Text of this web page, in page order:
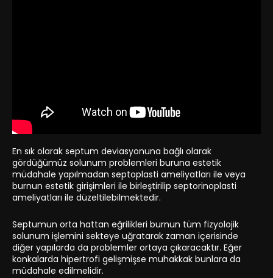
En sık olarak septum deviasyonuna bağlı olarak
gördüğümüz solunum problemleri buruna estetik
müdahale yapılmadan septoplasti ameliyatları ile veya
burnun estetik girişimleri ile birleştirilip septorinoplasti
ameliyatları ile düzeltilebilmektedir.
Septumun orta hattan eğrilikleri burnun tüm fizyolojik
solunum işlemini sekteye uğratarak zaman içerisinde
diğer yapılarda da problemler ortaya çıkaracaktır. Eğer
konkalarda hipertrofi gelişmişse muhakkak bunlara da
müdahale edilmelidir.